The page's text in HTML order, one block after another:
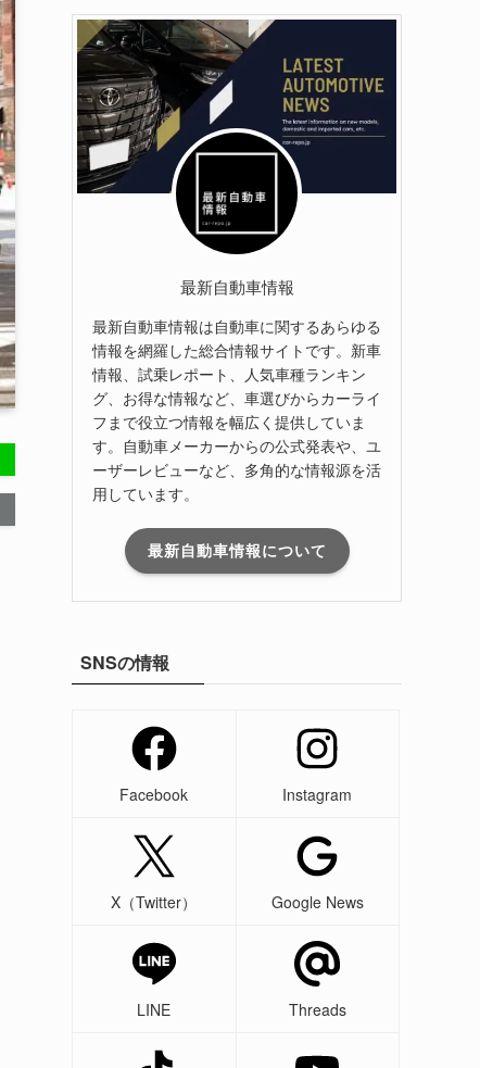
最新自動車情報
最新自動車情報は自動車に関するあらゆる
情報を網羅した総合情報サイトです。新車
情報、試乗レポート、人気車種ランキン
グ、お得な情報など、車選びからカーライ
フまで役立つ情報を幅広く提供していま
す。自動車メーカーからの公式発表や、ユ
ーザーレビューなど、多角的な情報源を活
用しています。
最新自動車情報について
SNSの情報
Facebook Instagram
X（Twitter） Google News
LINE Threads